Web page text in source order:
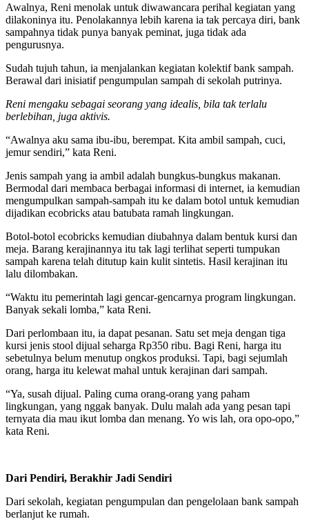
Awalnya, Reni menolak untuk diwawancara perihal kegiatan yang
dilakoninya itu. Penolakannya lebih karena ia tak percaya diri, bank
sampahnya tidak punya banyak peminat, juga tidak ada
pengurusnya.
Sudah tujuh tahun, ia menjalankan kegiatan kolektif bank sampah.
Berawal dari inisiatif pengumpulan sampah di sekolah putrinya.
Reni mengaku sebagai seorang yang idealis, bila tak terlalu
berlebihan, juga aktivis.
“Awalnya aku sama ibu-ibu, berempat. Kita ambil sampah, cuci,
jemur sendiri,” kata Reni.
Jenis sampah yang ia ambil adalah bungkus-bungkus makanan.
Bermodal dari membaca berbagai informasi di internet, ia kemudian
mengumpulkan sampah-sampah itu ke dalam botol untuk kemudian
dijadikan ecobricks atau batubata ramah lingkungan.
Botol-botol ecobricks kemudian diubahnya dalam bentuk kursi dan
meja. Barang kerajinannya itu tak lagi terlihat seperti tumpukan
sampah karena telah ditutup kain kulit sintetis. Hasil kerajinan itu
lalu dilombakan.
“Waktu itu pemerintah lagi gencar-gencarnya program lingkungan.
Banyak sekali lomba,” kata Reni.
Dari perlombaan itu, ia dapat pesanan. Satu set meja dengan tiga
kursi jenis stool dijual seharga Rp350 ribu. Bagi Reni, harga itu
sebetulnya belum menutup ongkos produksi. Tapi, bagi sejumlah
orang, harga itu kelewat mahal untuk kerajinan dari sampah.
“Ya, susah dijual. Paling cuma orang-orang yang paham
lingkungan, yang nggak banyak. Dulu malah ada yang pesan tapi
ternyata dia mau ikut lomba dan menang. Yo wis lah, ora opo-opo,”
kata Reni.
Dari Pendiri, Berakhir Jadi Sendiri
Dari sekolah, kegiatan pengumpulan dan pengelolaan bank sampah
berlanjut ke rumah.